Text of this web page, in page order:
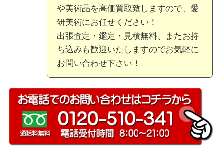
や美術品を高価買取致しますので、愛
研美術にお任せください！
出張査定・鑑定・見積無料、またお持
ち込みも歓迎いたしますのでお気軽に
お問い合わせ下さい！